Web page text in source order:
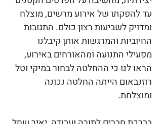
עד להפקתו של אירוע מרשים, מוצלח
ומדויק לשביעות רצון כולם. התגובות
החיוביות והמרגשות אותן קיבלנו
מפעילי התנועה ומהאורחים באירוע,
הראו לנו כי ההחלטה לבחור במיקי וטל
רוזנבאום הייתה החלטה נכונה
ומוצלחת.